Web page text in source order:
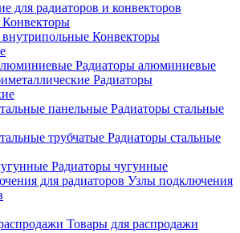
для радиаторов и конвекторов
Конвекторы
Конвекторы
Радиаторы алюминиевые
Радиаторы
Радиаторы стальные
Радиаторы стальные
Радиаторы чугунные
Узлы подключения
Товары для распродажи